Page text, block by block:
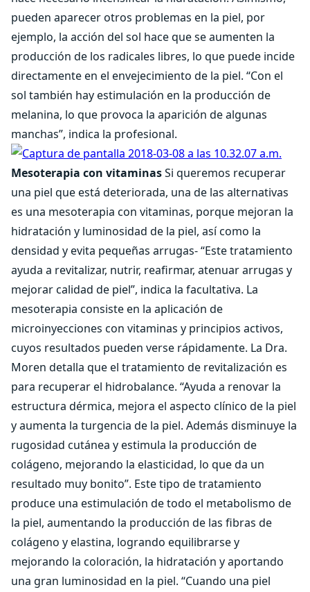
pueden aparecer otros problemas en la piel, por
ejemplo, la acción del sol hace que se aumenten la
producción de los radicales libres, lo que puede incide
directamente en el envejecimiento de la piel. “Con el
sol también hay estimulación en la producción de
melanina, lo que provoca la aparición de algunas
manchas”, indica la profesional.
Mesoterapia con vitaminasSi queremos recuperar
una piel que está deteriorada, una de las alternativas
es una mesoterapia con vitaminas, porque mejoran la
hidratación y luminosidad de la piel, así como la
densidad y evita pequeñas arrugas- “Este tratamiento
ayuda a revitalizar, nutrir, reafirmar, atenuar arrugas y
mejorar calidad de piel”, indica la facultativa. La
mesoterapia consiste en la aplicación de
microinyecciones con vitaminas y principios activos,
cuyos resultados pueden verse rápidamente. La Dra.
Moren detalla que el tratamiento de revitalización es
para recuperar el hidrobalance. “Ayuda a renovar la
estructura dérmica, mejora el aspecto clínico de la piel
y aumenta la turgencia de la piel. Además disminuye la
rugosidad cutánea y estimula la producción de
colágeno, mejorando la elasticidad, lo que da un
resultado muy bonito”. Este tipo de tratamiento
produce una estimulación de todo el metabolismo de
la piel, aumentando la producción de las fibras de
colágeno y elastina, logrando equilibrarse y
mejorando la coloración, la hidratación y aportando
una gran luminosidad en la piel. “Cuando una piel